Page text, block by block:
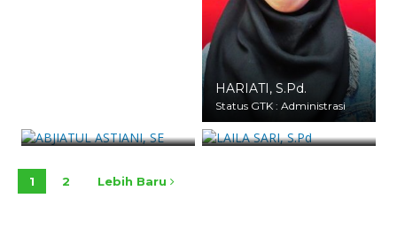
HARIATI, S.Pd.
Status GTK : Administrasi
LAILA SARI, S.Pd
Status GTK : Administrasi
1 2 Lebih Baru